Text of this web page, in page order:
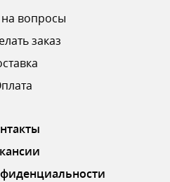
ОТПРАВИТЬ ОТЗЫВ
вопросы
заказ